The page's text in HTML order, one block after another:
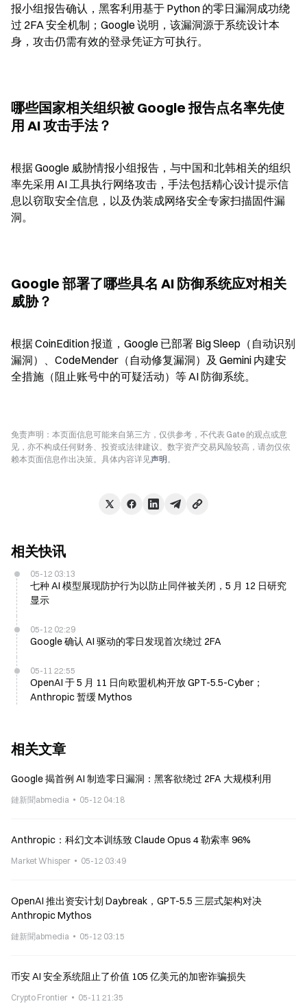
报小组报告确认，黑客利用基于 Python 的零日漏洞成功绕
过 2FA 安全机制；Google 说明，该漏洞源于系统设计本
身，攻击仍需有效的登录凭证方可执行。
哪些国家相关组织被 Google 报告点名率先使
用 AI 攻击手法？
根据 Google 威胁情报小组报告，与中国和北韩相关的组织
率先采用 AI 工具执行网络攻击，手法包括精心设计提示信
息以窃取安全信息，以及伪装成网络安全专家扫描固件漏
洞。
Google 部署了哪些具名 AI 防御系统应对相关
威胁？
根据 CoinEdition 报道，Google 已部署 Big Sleep（自动识别
漏洞）、CodeMender（自动修复漏洞）及 Gemini 内建安
全措施（阻止账号中的可疑活动）等 AI 防御系统。
免责声明：本页面信息可能来自第三方，仅供参考，不代表 Gate 的观点或意
见，亦不构成任何财务、投资或法律建议。数字资产交易风险较高，请勿仅依
赖本页面信息作出决策。具体内容详见声明。
相关快讯
05-12 03:13
七种 AI 模型展现防护行为以防止同伴被关闭，5 月 12 日研究
显示
05-12 02:29
Google 确认 AI 驱动的零日发现首次绕过 2FA
05-11 22:55
OpenAI 于 5 月 11 日向欧盟机构开放 GPT-5.5-Cyber；
Anthropic 暂缓 Mythos
相关文章
Google 揭首例 AI 制造零日漏洞：黑客欲绕过 2FA 大规模利用
鏈新聞abmedia 05-12 04:18
Anthropic：科幻文本训练致 Claude Opus 4 勒索率 96%
Market Whisper 05-12 03:49
OpenAI 推出资安计划 Daybreak，GPT-5.5 三层式架构对决
Anthropic Mythos
鏈新聞abmedia 05-12 03:15
币安 AI 安全系统阻止了价值 105 亿美元的加密诈骗损失
Crypto Frontier 05-11 21:35